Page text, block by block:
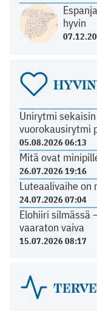
hyvin
Unirytmi
vuorokausirytmi
05.08.2026 06:13
Mitä ovat
26.07.2026 19:16
Luteaalivaihe
24.07.2026 07:04
Elohiiri silmässä
vaaraton vaiva
15.07.2026 08:17